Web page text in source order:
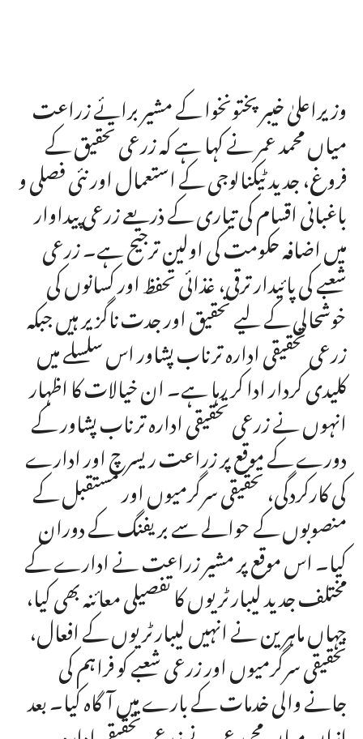
وزیراعلیٰ خیبرپختونخوا کے مشیر برائے زراعت
میاں محمد عمر نے کہا ہے کہ زرعی تحقیق کے
فروغ، جدید ٹیکنالوجی کے استعمال اور نئی فصلی و
باغبانی اقسام کی تیاری کے ذریعے زرعی پیداوار
میں اضافہ حکومت کی اولین ترجیح ہے۔ زرعی
شعبے کی پائیدار ترقی، غذائی تحفظ اور کسانوں کی
خوشحالی کے لیے تحقیق اور جدت ناگزیر ہیں جبکہ
زرعی تحقیقی ادارہ ترناب پشاور اس سلسلے میں
کلیدی کردار ادا کر رہا ہے۔ ان خیالات کا اظہار
انہوں نے زرعی تحقیقی ادارہ ترناب پشاور کے
دورے کے موقع پر زراعت ریسرچ اور ادارے
کی کارکردگی، تحقیقی سرگرمیوں اور مستقبل کے
منصوبوں کے حوالے سے بریفنگ کے دوران
کیا۔ اس موقع پر مشیر زراعت نے ادارے کے
مختلف جدید لیبارٹریوں کا تفصیلی معائنہ بھی کیا،
جہاں ماہرین نے انہیں لیبارٹریوں کے افعال،
تحقیقی سرگرمیوں اور زرعی شعبے کو فراہم کی
جانے والی خدمات کے بارے میں آگاہ کیا۔ بعد